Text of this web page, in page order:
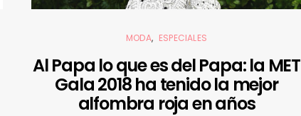
MODA ESPECIALES
Al Papa lo que es del Papa: la MET
Gala 2018 ha tenido la mejor
alfombra roja en años